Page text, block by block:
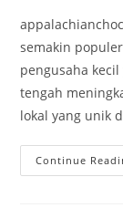
semakin
pengusaha
tengah
lokal yang unik
Continue